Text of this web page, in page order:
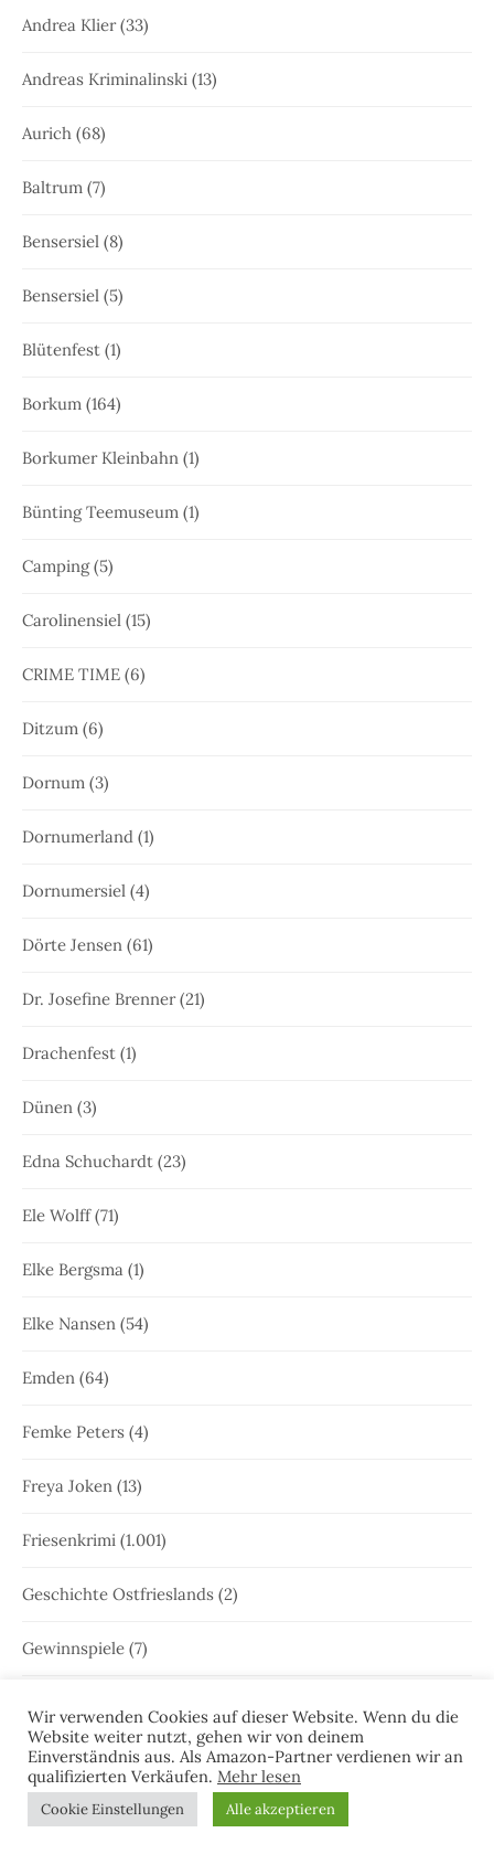
Andrea Klier(33)
Andreas Kriminalinski (13)
Aurich (68)
Baltrum (7)
Bensersiel (8)
Bensersiel (5)
Blütenfest (1)
Borkum (164)
Borkumer Kleinbahn (1)
Bünting Teemuseum (1)
Camping(5)
Carolinensiel (15)
CRIME TIME (6)
Ditzum (6)
Dornum (3)
Dornumerland (1)
Dornumersiel (4)
Dörte Jensen (61)
Dr. Josefine Brenner(21)
Drachenfest (1)
Dünen (3)
Edna Schuchardt (23)
Ele Wolff(71)
Elke Bergsma (1)
Elke Nansen (54)
Emden (64)
Femke Peters (4)
Freya Joken (13)
Friesenkrimi (1.001)
Geschichte Ostfrieslands (2)
Gewinnspiele (7)
Gretje Blom(19)
Greune Stee(1)
Wir verwenden Cookies auf dieser Website. Wenn du die
Website weiter nutzt, gehen wir von deinem
Einverständnis aus. Als Amazon-Partner verdienen wir an
qualifizierten Verkäufen. Mehr lesen
Cookie Einstellungen Alle akzeptieren